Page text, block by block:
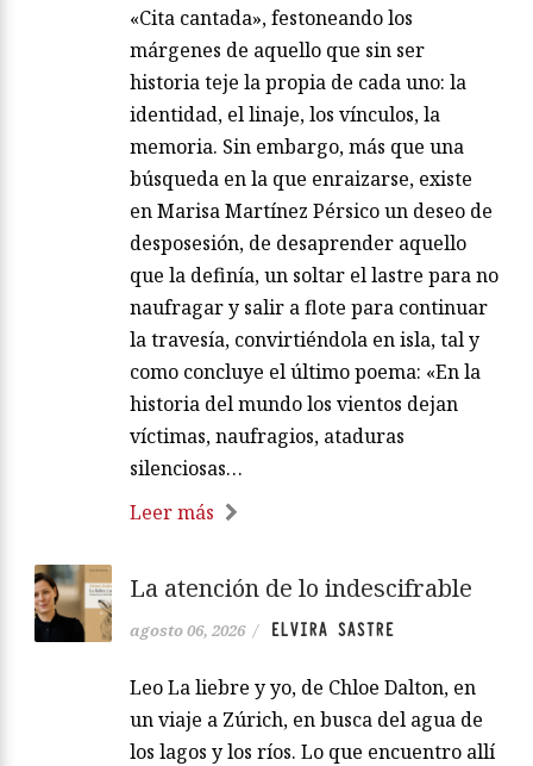
«Cita cantada», festoneando los
márgenes de aquello que sin ser
historia teje la propia de cada uno: la
identidad, el linaje, los vínculos, la
memoria. Sin embargo, más que una
búsqueda en la que enraizarse, existe
en Marisa Martínez Pérsico un deseo de
desposesión, de desaprender aquello
que la definía, un soltar el lastre para no
naufragar y salir a flote para continuar
la travesía, convirtiéndola en isla, tal y
como concluye el último poema: «En la
historia del mundo los vientos dejan
víctimas, naufragios, ataduras
silenciosas…
Leer más
La atención de lo indescifrable
agosto 06, 2026 / ELVIRA SASTRE
Leo La liebre y yo, de Chloe Dalton, en
un viaje a Zúrich, en busca del agua de
los lagos y los ríos. Lo que encuentro allí